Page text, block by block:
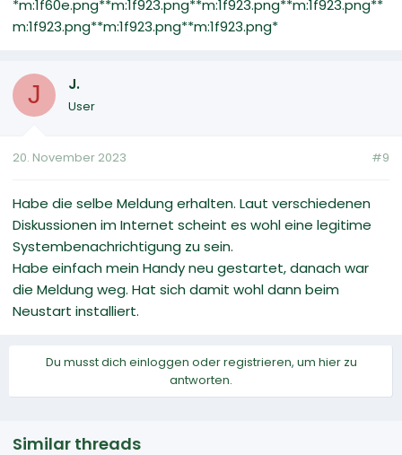
*m:1f60e.png**m:1f923.png**m:1f923.png**m:1f923.png**
m:1f923.png**m:1f923.png**m:1f923.png*
J J.
User
20. November 2023 #9
Habe die selbe Meldung erhalten. Laut verschiedenen
Diskussionen im Internet scheint es wohl eine legitime
Systembenachrichtigung zu sein.
Habe einfach mein Handy neu gestartet, danach war
die Meldung weg. Hat sich damit wohl dann beim
Neustart installiert.
Du musst dich einloggen oder registrieren, um hier zu
antworten.
Similar threads